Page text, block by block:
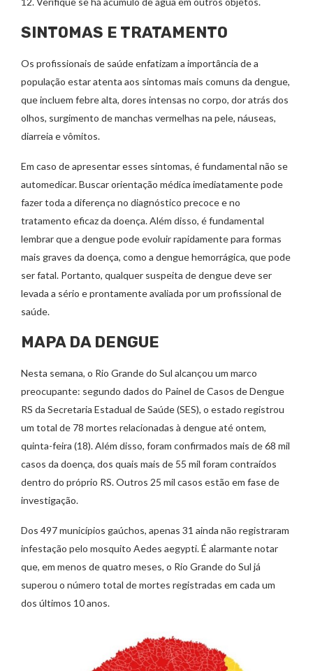
SINTOMAS E TRATAMENTO
Os profissionais de saúde enfatizam a importância de a
população estar atenta aos sintomas mais comuns da dengue,
que incluem febre alta, dores intensas no corpo, dor atrás dos
olhos, surgimento de manchas vermelhas na pele, náuseas,
diarreia e vômitos.
Em caso de apresentar esses sintomas, é fundamental não se
automedicar. Buscar orientação médica imediatamente pode
fazer toda a diferença no diagnóstico precoce e no
tratamento eficaz da doença. Além disso, é fundamental
lembrar que a dengue pode evoluir rapidamente para formas
mais graves da doença, como a dengue hemorrágica, que pode
ser fatal. Portanto, qualquer suspeita de dengue deve ser
levada a sério e prontamente avaliada por um profissional de
saúde.
MAPA DA DENGUE
Nesta semana, o Rio Grande do Sul alcançou um marco
preocupante: segundo dados do Painel de Casos de Dengue
RS da Secretaria Estadual de Saúde (SES), o estado registrou
um total de 78 mortes relacionadas à dengue até ontem,
quinta-feira (18). Além disso, foram confirmados mais de 68 mil
casos da doença, dos quais mais de 55 mil foram contraídos
dentro do próprio RS. Outros 25 mil casos estão em fase de
investigação.
Dos 497 municípios gaúchos, apenas 31 ainda não registraram
infestação pelo mosquito Aedes aegypti. É alarmante notar
que, em menos de quatro meses, o Rio Grande do Sul já
superou o número total de mortes registradas em cada um
dos últimos 10 anos.